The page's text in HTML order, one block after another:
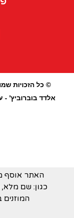
© כל הזכויות
אלדד בוברוביץ' -
האתר אוסף
כגון: שם